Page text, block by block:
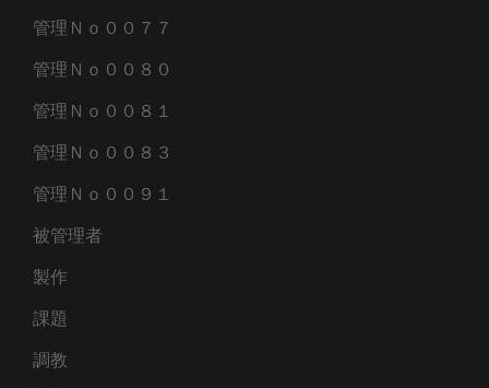
管理Ｎｏ００７７
管理Ｎｏ００８０
管理Ｎｏ００８１
管理Ｎｏ００８３
管理Ｎｏ００９１
被管理者
製作
課題
調教